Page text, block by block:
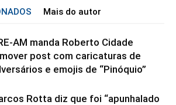
Mais do autor
AM manda Roberto Cidade
post com caricaturas de
e emojis de “Pinóquio”
Rotta diz que foi “apunhalado